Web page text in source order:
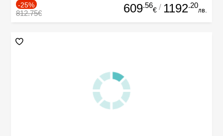
-25%
812.75€ 609.56
€ / 1192.20
лв.